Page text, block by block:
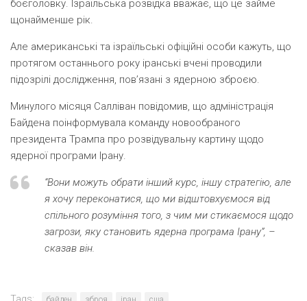
боєголовку. Ізраїльська розвідка вважає, що це займе
щонайменше рік.
Але американські та ізраїльські офіційні особи кажуть, що
протягом останнього року іранські вчені проводили
підозрілі дослідження, пов’язані з ядерною зброєю.
Минулого місяця Салліван повідомив, що адміністрація
Байдена поінформувала команду новообраного
президента Трампа про розвідувальну картину щодо
ядерної програми Ірану.
“Вони можуть обрати інший курс, іншу стратегію, але
я хочу переконатися, що ми відштовхуємося від
спільного розуміння того, з чим ми стикаємося щодо
загрози, яку становить ядерна програма Ірану”, –
сказав він.